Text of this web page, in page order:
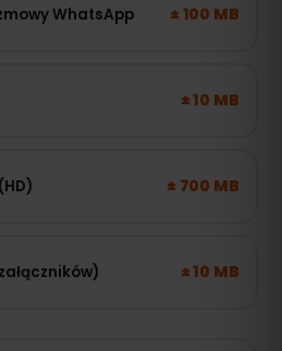
WhatsApp ± 100 MB
± 10 MB
± 700 MB
± 10 MB